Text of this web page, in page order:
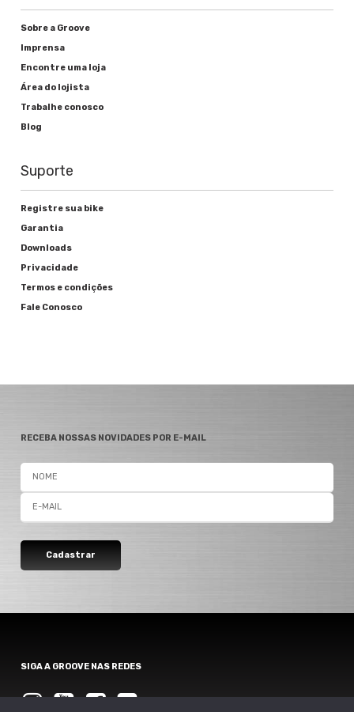
Sobre a Groove
Imprensa
Encontre uma loja
Área do lojista
Trabalhe conosco
Blog
Suporte
Registre sua bike
Garantia
Downloads
Privacidade
Termos e condições
Fale Conosco
RECEBA NOSSAS NOVIDADES POR E-MAIL
SIGA A GROOVE NAS REDES
InstagramInstagramInstagramInstagram